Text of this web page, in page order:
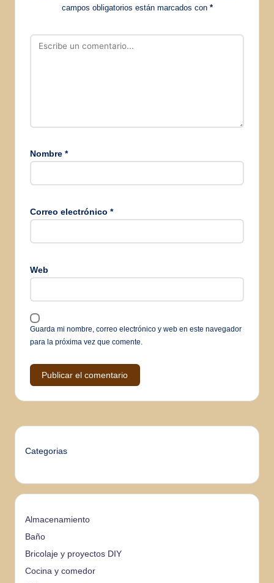
campos obligatorios están marcados con *
Nombre *
Correo electrónico *
Web
Guarda mi nombre, correo electrónico y web en este navegador
para la próxima vez que comente.
Categorias
Almacenamiento
Baño
Bricolaje y proyectos DIY
Cocina y comedor